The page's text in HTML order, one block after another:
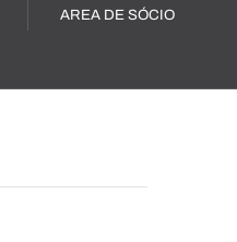
AREA DE SÓCIO